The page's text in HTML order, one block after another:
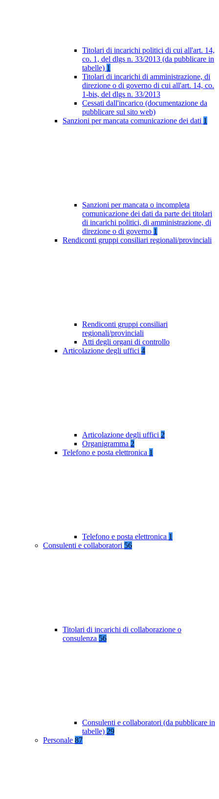
Titolari di incarichi politici di cui all'art. 14,
co. 1, del dlgs n. 33/2013 (da pubblicare in
tabelle) 1
Titolari di incarichi di amministrazione, di
direzione o di governo di cui all'art. 14, co.
1-bis, del dlgs n. 33/2013
Cessati dall'incarico (documentazione da
pubblicare sul sito web)
Sanzioni per mancata comunicazione dei dati 1
Sanzioni per mancata o incompleta
comunicazione dei dati da parte dei titolari
di incarichi politici, di amministrazione, di
direzione o di governo 1
Rendiconti gruppi consiliari regionali/provinciali
Rendiconti gruppi consiliari
regionali/provinciali
Atti degli organi di controllo
Articolazione degli uffici 4
Articolazione degli uffici 2
Organigramma 2
Telefono e posta elettronica 1
Telefono e posta elettronica 1
Consulenti e collaboratori 56
Titolari di incarichi di collaborazione o
consulenza 56
Consulenti e collaboratori (da pubblicare in
tabelle) 29
Personale 87